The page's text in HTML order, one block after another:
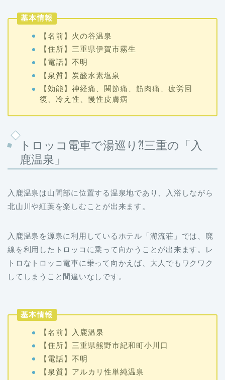
基本情報
【名前】火の谷温泉
【住所】三重県伊賀市霧生
【電話】不明
【泉質】炭酸水素塩泉
【効能】神経痛、関節痛、筋肉痛、疲労回
復、冷え性、慢性皮膚病
トロッコ電車で湯巡り⁈三重の「入
鹿温泉」
入鹿温泉は山間部に位置する温泉地であり、入浴しながら
北山川や紅葉を楽しむことが出来ます。
入鹿温泉を源泉に利用しているホテル「瀞流荘」では、廃
線を利用したトロッコに乗って向かうことが出来ます。レ
トロなトロッコ電車に乗って向かえば、大人でもワクワク
してしまうこと間違いなしです。
基本情報
【名前】入鹿温泉
【住所】三重県熊野市紀和町小川口
【電話】不明
【泉質】アルカリ性単純温泉